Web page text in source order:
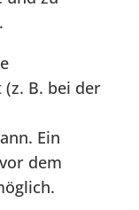
B. bei der
Ein
dem